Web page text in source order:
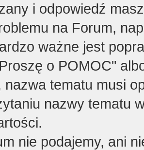
i odpowiedź
na Forum,
ważne jest
o POMOC"
nazwa tematu musi
nazwy tematu
nie podajemy, ani